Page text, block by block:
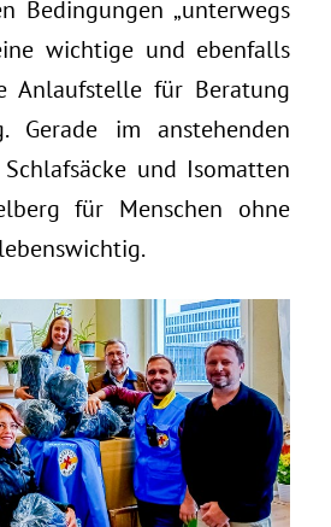
Bedingungen „unterwegs
wichtige und ebenfalls
Anlaufstelle für Beratung
Gerade im anstehenden
und Isomatten
für Menschen ohne